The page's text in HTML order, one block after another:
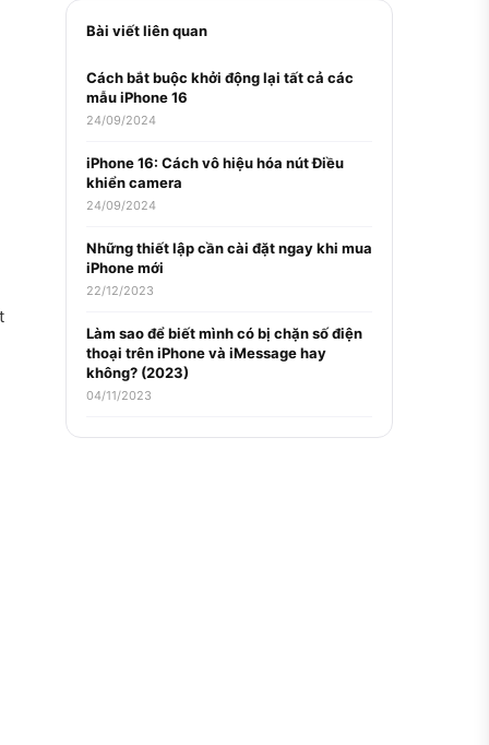
Bài viết liên quan
Cách bắt buộc khởi động lại tất cả các
mẫu iPhone 16
24/09/2024
iPhone 16: Cách vô hiệu hóa nút Điều
khiển camera
24/09/2024
Những thiết lập cần cài đặt ngay khi mua
iPhone mới
22/12/2023
Làm sao để biết mình có bị chặn số điện
thoại trên iPhone và iMessage hay
không? (2023)
04/11/2023